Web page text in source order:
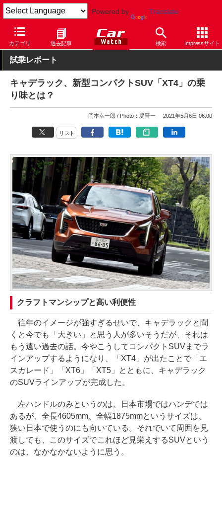
Powered by Translate
カテゴリ 過去記事 検索 Impressサイト
Car Watch 自動車 キャデラック その他
試乗レポート
キャデラック、新型コンパクトSUV「XT4」の乗
り味とは？
岡本幸一郎 Photo：堤晋一 2021年5月6日 06:00
リスト
クラフトマンシップと高い利便性
往年のイメージが強すぎるせいで、キャデラックと聞
くと今でも「大きい」と思う人が多いそうだが、それは
もう遠い過去の話。今やこうしてコンパクトSUVまでラ
インアップするようになり、「XT4」が出たことで「エ
スカレード」「XT6」「XT5」とともに、キャデラック
のSUVラインアップが完成した。
左ハンドルのみというのは、日本市場ではハンデでは
あるが、全長4605mm、全幅1875mmというサイズは、
狭い日本で使うのにも向いている。それでいて周囲を見
渡しても、このサイズでこれほど見栄えするSUVという
のは、なかなかないように思う。